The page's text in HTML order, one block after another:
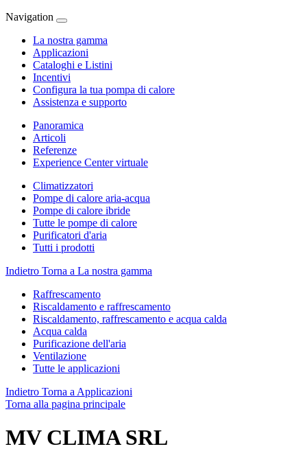
Navigation
La nostra gamma
Applicazioni
Cataloghi e Listini
Incentivi
Configura la tua pompa di calore
Assistenza e supporto
Panoramica
Articoli
Referenze
Experience Center virtuale
Climatizzatori
Pompe di calore aria-acqua
Pompe di calore ibride
Tutte le pompe di calore
Purificatori d'aria
Tutti i prodotti
Indietro Torna a La nostra gamma
Raffrescamento
Riscaldamento e raffrescamento
Riscaldamento, raffrescamento e acqua calda
Acqua calda
Purificazione dell'aria
Ventilazione
Tutte le applicazioni
Indietro Torna a Applicazioni
Torna alla pagina principale
MV CLIMA SRL